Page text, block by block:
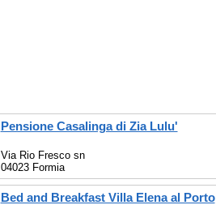
Pensione Casalinga di Zia Lulu'
Via Rio Fresco sn
04023 Formia
Bed and Breakfast Villa Elena al Porto